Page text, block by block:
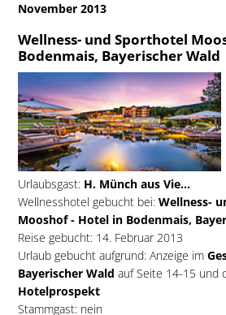
November 2013
Wellness- und Sporthotel
Bodenmais, Bayerischer Wald
Urlaubsgast:H. Münch aus Vie...
Wellnesshotel gebucht bei:Wellness-
Mooshof - Hotel in Bodenmais,
Reise gebucht: 14. Februar 2013
Urlaub gebucht aufgrund: Anzeige im
Bayerischer Wald auf Seite 14-15 und
Hotelprospekt
Stammgast: nein